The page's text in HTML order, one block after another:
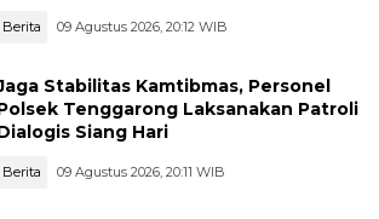
Berita 09 Agustus 2026, 20:12 WIB
Stabilitas Kamtibmas, Personel
Tenggarong Laksanakan Patroli
Siang Hari
Berita 09 Agustus 2026, 20:11 WIB